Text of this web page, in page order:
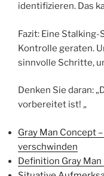
identifizieren. Das
Fazit: Eine
Kontrolle geraten.
sinnvolle Schritte,
Denken Sie daran:
vorbereitet ist! „
Gray Man Concept
verschwinden
Definition Gray